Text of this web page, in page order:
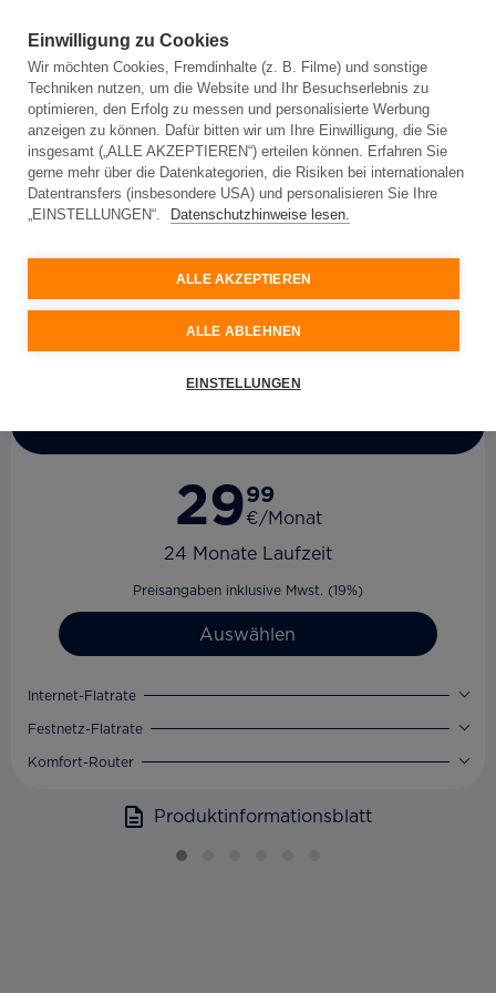
Für Privatkunden Für Geschäftskunden
MyNet150 mit
Sonderkonditionen 24 Monate
Topspeed-Internet mit 150 Mbit/s
2999
€/Monat
24 Monate Laufzeit
Preisangaben inklusive Mwst. (19%)
Auswählen
Internet-Flatrate
Festnetz-Flatrate
Komfort-Router
Produktinformationsblatt
Einwilligung zu Cookies
Wir möchten Cookies, Fremdinhalte (z. B. Filme) und sonstige
Techniken nutzen, um die Website und Ihr Besuchserlebnis zu
optimieren, den Erfolg zu messen und personalisierte Werbung
anzeigen zu können. Dafür bitten wir um Ihre Einwilligung, die Sie
insgesamt („ALLE AKZEPTIEREN“) erteilen können. Erfahren Sie
gerne mehr über die Datenkategorien, die Risiken bei internationalen
Datentransfers (insbesondere USA) und personalisieren Sie Ihre
„EINSTELLUNGEN“.
Datenschutzhinweise lesen.
ALLE AKZEPTIEREN
ALLE ABLEHNEN
EINSTELLUNGEN